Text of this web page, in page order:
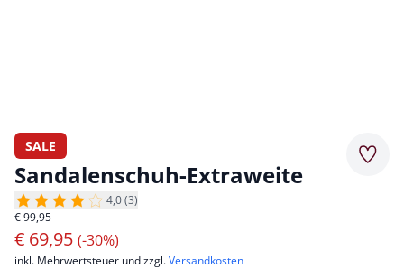
SALE
Sandalenschuh-Extraweite
4,0 (3)
€ 99,95
€ 69,95 (-30%)
inkl. Mehrwertsteuer und zzgl.Versandkosten